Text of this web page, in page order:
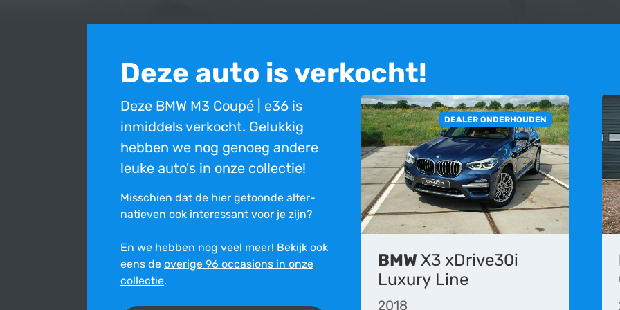
Deze auto is verkocht!
Deze BMW M3 Coupé | e36 is
inmiddels verkocht. Gelukkig
hebben we nog genoeg andere
leuke auto's in onze collectie!
Misschien dat de hier getoonde alter­
na­tie­ven ook inte­res­sant voor je zijn?
En we hebben nog veel meer! Bekijk ook
eens de overige 96 occasions in onze
collectie.
DEALER ONDERHOUDEN
BMW X3 xDrive30i
Luxury Line
2018
Bovenstaande occasion is inmiddels verkocht en niet meer beschikbaar. Deze advertentie is geplaatst op 25-09-2019 en
Ondanks de constante zorg en aandacht die wij besteden aan de inhoud op deze website, is het mogelijk dat de
onjuist is. Wij stellen ons niet aansprakelijk voor dergelijke fouten en vergissingen.